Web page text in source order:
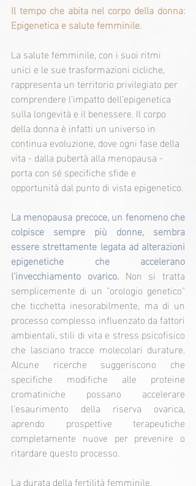
Il tempo che abita nel corpo della donna:
Epigenetica e salute femminile.
La salute femminile, con i suoi ritmi
unici e le sue trasformazioni cicliche,
rappresenta un territorio privilegiato per
comprendere l'impatto dell'epigenetica
sulla longevità e il benessere. Il corpo
della donna è infatti un universo in
continua evoluzione, dove ogni fase della
vita - dalla pubertà alla menopausa -
porta con sé specifiche sfide e
opportunità dal punto di vista epigenetico.
La menopausa precoce, un fenomeno che
colpisce sempre più donne, sembra
essere strettamente legata ad alterazioni
epigenetiche che accelerano
l'invecchiamento ovarico. Non si tratta
semplicemente di un "orologio genetico"
che ticchetta inesorabilmente, ma di un
processo complesso influenzato da fattori
ambientali, stili di vita e stress psicofisico
che lasciano tracce molecolari durature.
Alcune ricerche suggeriscono che
specifiche modifiche alle proteine
cromatiniche possano accelerare
l'esaurimento della riserva ovarica,
aprendo prospettive terapeutiche
completamente nuove per prevenire o
ritardare questo processo.
La durata della fertilità femminile,